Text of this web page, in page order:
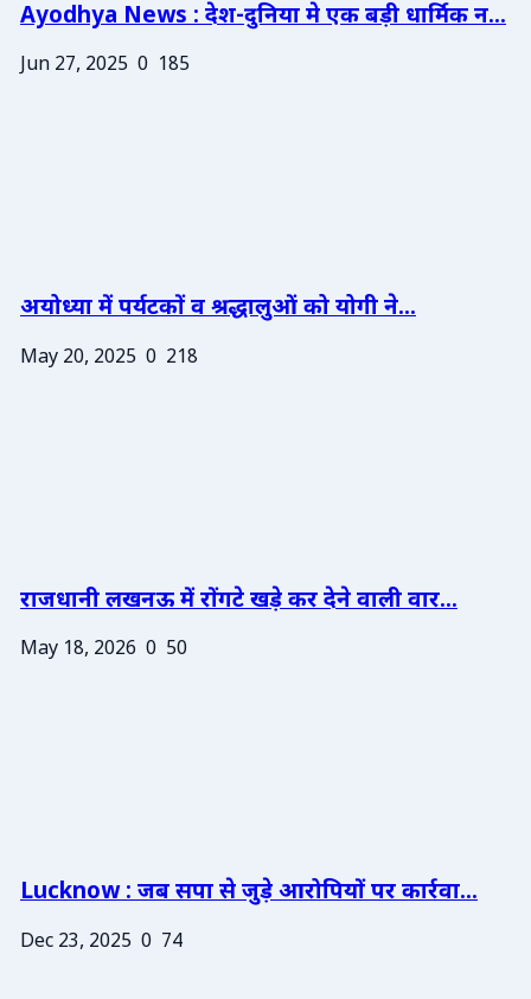
Ayodhya News : देश-दुनिया मे एक बड़ी धार्मिक न...
Jun 27, 2025 0 185
अयोध्या में पर्यटकों व श्रद्धालुओं को योगी ने...
May 20, 2025 0 218
राजधानी लखनऊ में रोंगटे खड़े कर देने वाली वार...
May 18, 2026 0 50
Lucknow : जब सपा से जुड़े आरोपियों पर कार्रवा...
Dec 23, 2025 0 74